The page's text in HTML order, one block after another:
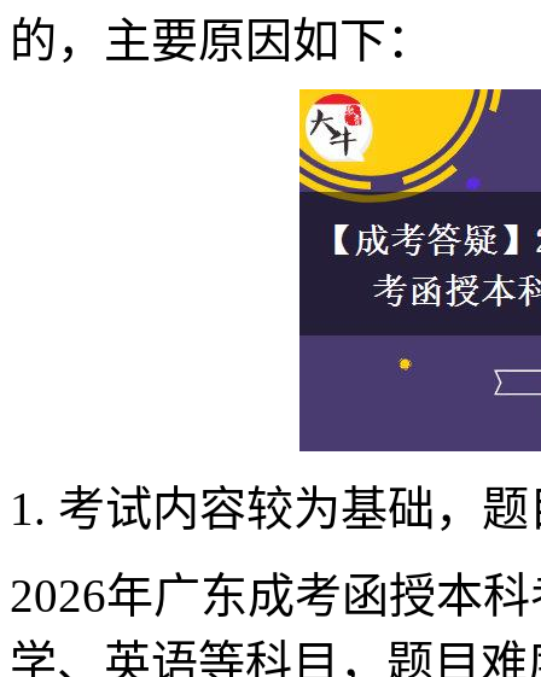
的，主要原因如下：
1. 考试内容较为基础，
2026年广东成考函授本
学、英语等科目，题目